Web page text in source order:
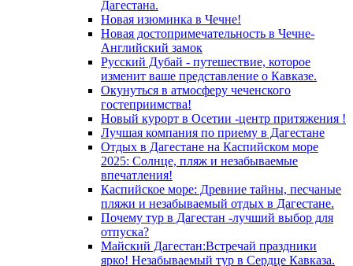
Дагестана.
Новая изюминка в Чечне!
Новая достопримечательность в Чечне-
Английский замок
Русский Дубай - путешествие, которое
изменит ваше представление о Кавказе.
Окунуться в атмосферу чеченского
гостеприимства!
Новый курорт в Осетии -центр притяжения !
Лучшая компания по приему в Дагестане
Отдых в Дагестане на Каспийском море
2025: Солнце, пляж и незабываемые
впечатления!
Каспийское море: Древние тайны, песчаные
пляжи и незабываемый отдых в Дагестане.
Почему тур в Дагестан -лучший выбор для
отпуска?
Майский Дагестан:Встречай праздники
ярко! Незабываемый тур в Сердце Кавказа.